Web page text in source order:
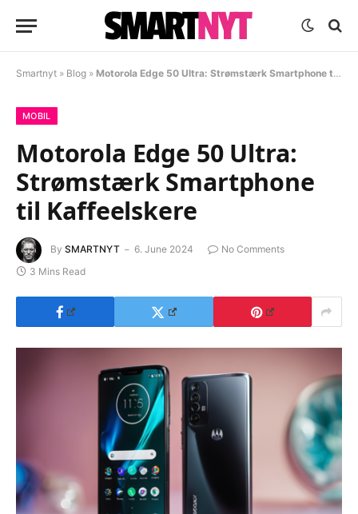
Smartnyt » Blog » Motorola Edge 50 Ultra: Strømstærk Smartphone til Kaffeelskere
MOBIL
Motorola Edge 50 Ultra:
Strømstærk Smartphone
til Kaffeelskere
By SMARTNYT 6. June 2024
No Comments
3 Mins Read